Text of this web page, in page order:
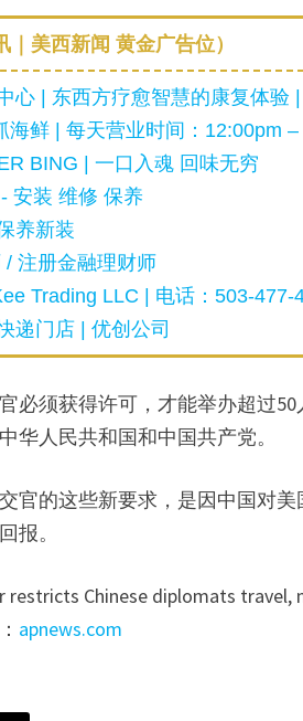
美西新闻 黄金广告位）
心 | 东西方疗愈智慧的康复体验
海鲜 | 每天营业时间：12:00pm
BING | 一口入魂 回味无穷
安装 维修 保养
养新装
注册金融理财师
Trading LLC | 电话：503-477-
递门店 | 优创公司
必须获得许可，才能举办超过
华人民共和国和中国共产党。
官的这些新要求，是因中国对
报。
Chinese diplomats travel,
apnews.com